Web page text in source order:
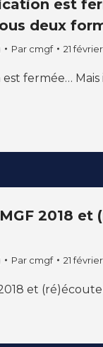
est
deux
Par cmgf 21
fermée…
2018
Par cmgf 21
et